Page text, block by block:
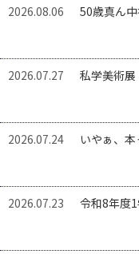
2026.08.06 50歳真ん
2026.07.27 私学美術展
2026.07.24 いやぁ、
2026.07.23 令和8年度